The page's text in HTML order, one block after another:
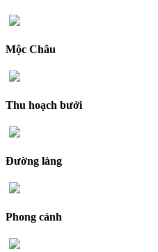
Mộc Châu
Thu hoạch bưởi
Đường làng
Phong cảnh